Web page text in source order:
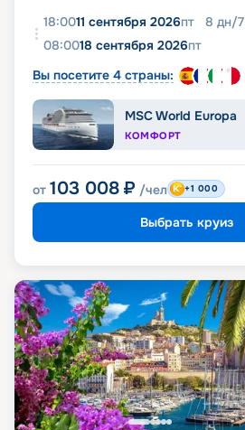
18:0011 сентября 2026пт 8 дн/7
08:0018 сентября 2026пт
Вы посетите 4 страны:
MSC World Europa
КОМФОРТ
от 103 008 ₽ /чел +1 000
Выбрать круиз